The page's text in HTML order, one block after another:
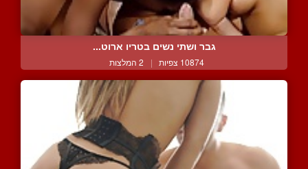
גבר ושתי נשים בטריו ארוט...
10874 צפיות | 2 המלצות